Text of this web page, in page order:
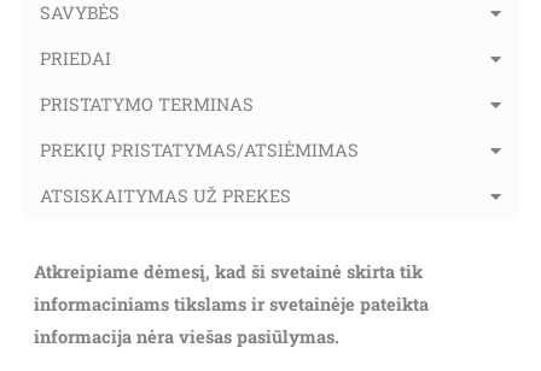
SAVYBĖS
PRIEDAI
PRISTATYMO TERMINAS
PREKIŲ PRISTATYMAS/ATSIĖMIMAS
ATSISKAITYMAS UŽ PREKES
Atkreipiame dėmesį, kad ši svetainė skirta tik
informaciniams tikslams ir svetainėje pateikta
informacija nėra viešas pasiūlymas.